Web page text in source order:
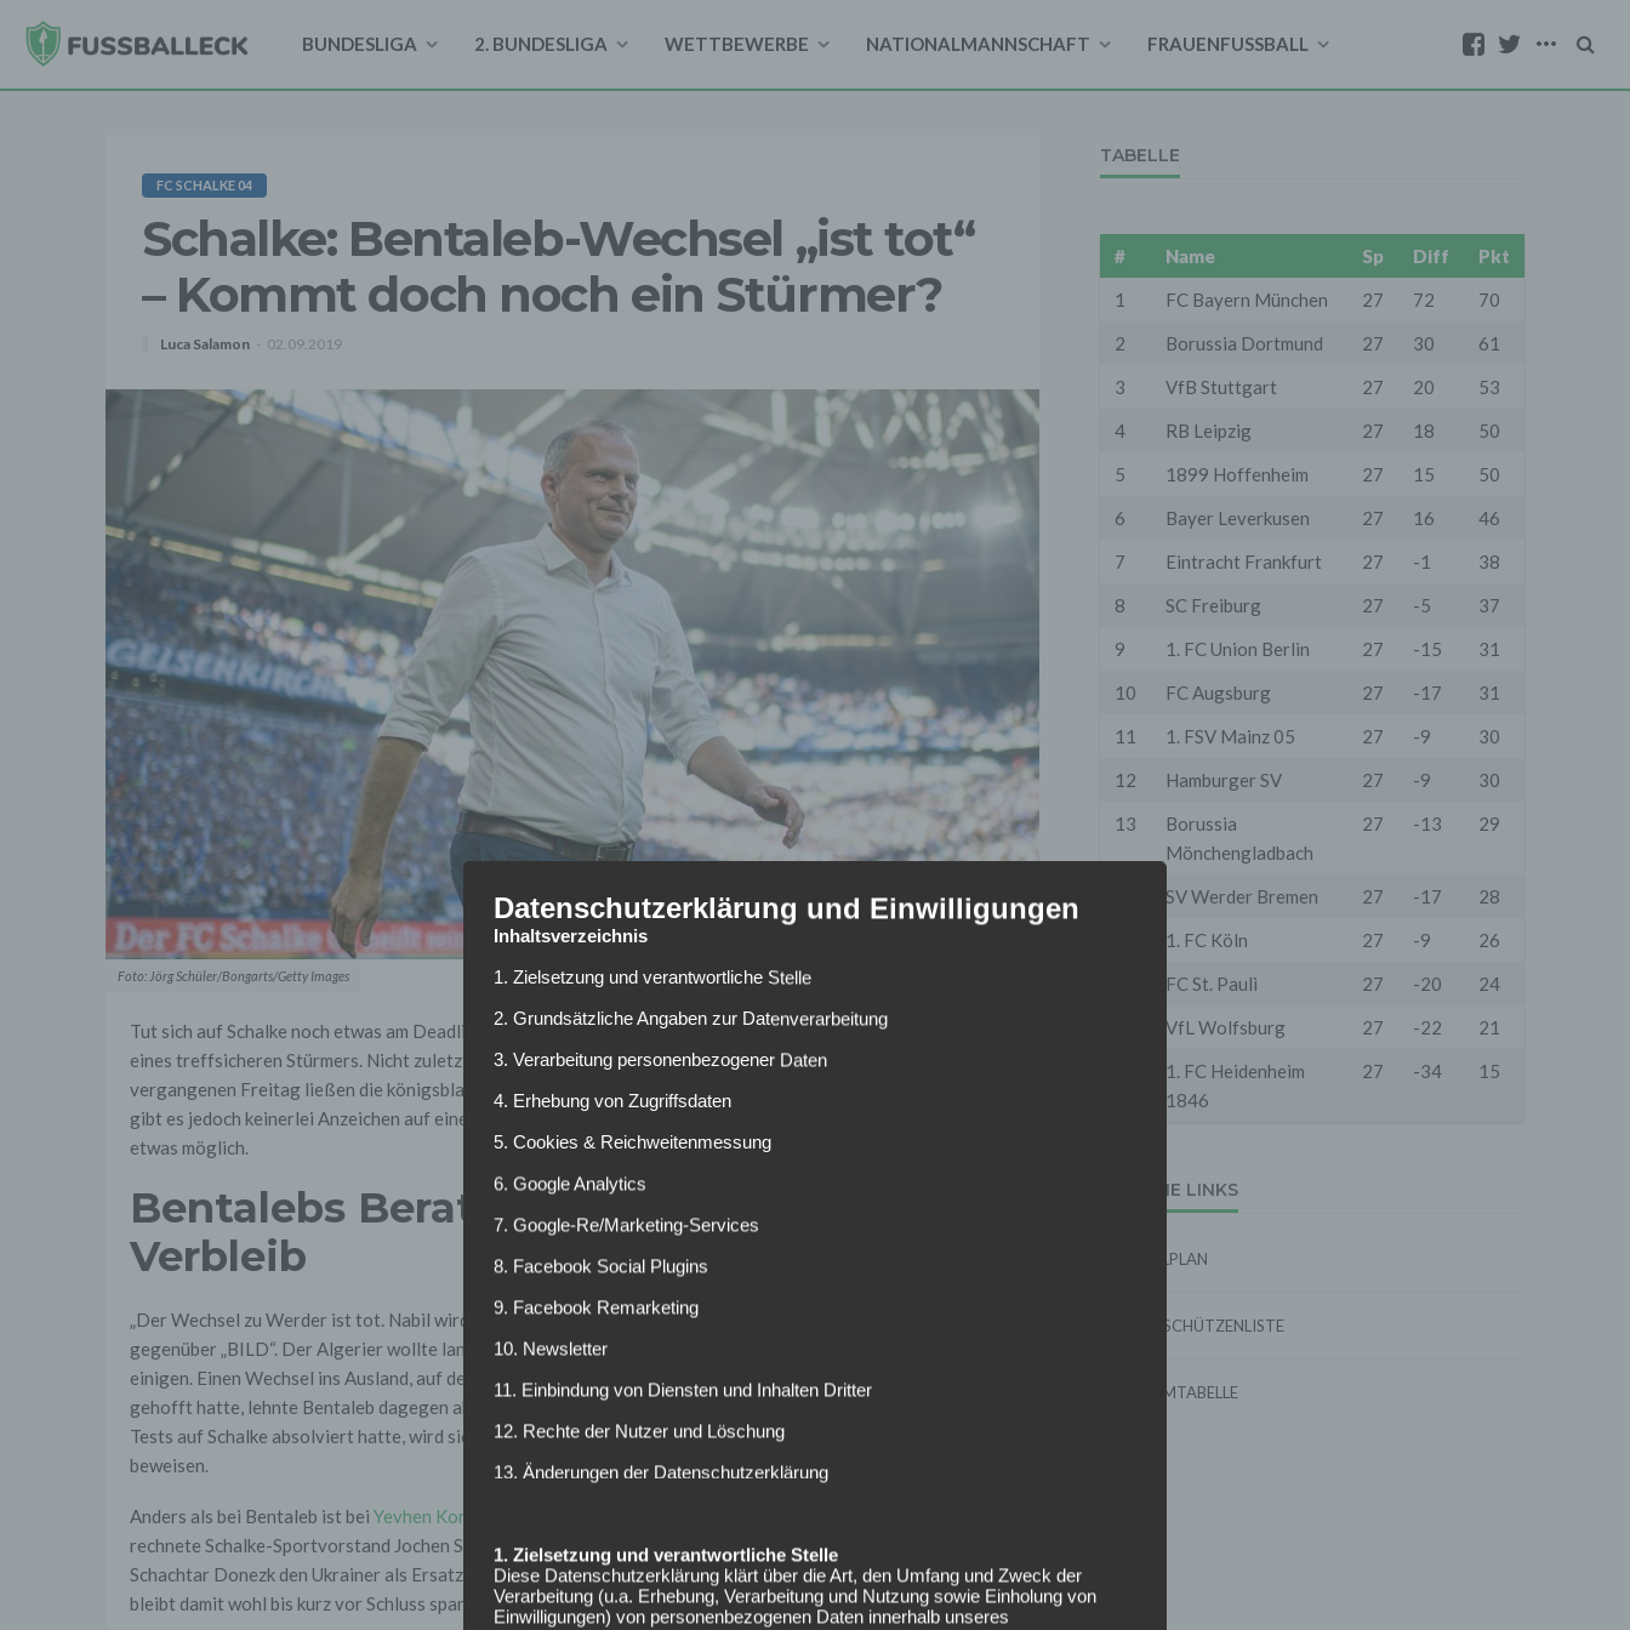
BUNDESLIGA 2. BUNDESLIGA WETTBEWERBE NATIONALMANNSCHAFT FRAUENFUSSBALL
FC SCHALKE 04
Schalke: Bentaleb-Wechsel „ist tot“
– Kommt doch noch ein Stürmer?
Luca Salamon 02.09.2019
Foto: Jörg Schüler/Bongarts/Getty Images
Tut sich auf Schalke noch etwas am Deadline Day? Lange hoffte man in Gelsenkirchen auf die Verpflichtung
eines treffsicheren Stürmers. Nicht zuletzt die Aussagen von David Wagner auf der Pressekonferenz am
vergangenen Freitag ließen die königsblauen Anhänger lange auf einen weiteren Neuzugang hoffen. Aktuell
gibt es jedoch keinerlei Anzeichen auf einen weiteren Transfer. Einzig und allein auf der Abgänge-Seite ist noch
etwas möglich.
Bentalebs Beraterteam bestätigt
Verbleib
„Der Wechsel zu Werder ist tot. Nabil wird bei Schalke bleiben“, sagen die Berater von Nabil Bentaleb
gegenüber „BILD“. Der Algerier wollte lange zu Werder Bremen, am Ende konnten sich die Vereine jedoch nicht
einigen. Einen Wechsel ins Ausland, auf den Schalke aufgrund einer möglicherweise höheren Ablösesumme
gehofft hatte, lehnte Bentaleb dagegen ab. Nachdem der 23-Jährige nach überstandener Reha zuletzt einige
Tests auf Schalke absolviert hatte, wird sich demnächst zeigen, ob Wagner ihm noch eine Chance gibt, sich zu
beweisen.
Anders als bei Bentaleb ist bei Yevhen Konoplyanka
rechnete Schalke-Sportvorstand Jochen Schneider zwar nicht mehr mit einem weiteren Abgang, jedoch soll
Schachtar Donezk den Ukrainer als Ersatz für den wechselwilligen Taison im Blick haben. Diese Personalie
bleibt damit wohl bis kurz vor Schluss spannend. Auf Schalke hätte Konoplyanka noch ein Jahr lang Vertrag.
TABELLE
# Name Sp Diff
Pkt
1
FC Bayern München 27 72
70
2
Borussia Dortmund 27 30
61
3
VfB Stuttgart 27 20
53
4
RB Leipzig 27 18
50
5
1899 Hoffenheim 27 15
50
6
Bayer Leverkusen 27 16
46
7
Eintracht Frankfurt 27 -1
38
8
SC Freiburg 27 -5
37
9
1. FC Union Berlin 27 -15
31
10
FC Augsburg 27 -17
31
11
1. FSV Mainz 05 27 -9
30
12
Hamburger SV 27 -9
30
13
Borussia
Mönchengladbach
27 -13 29
SV Werder Bremen 27 -17
28
1. FC Köln 27 -9
26
FC St. Pauli 27 -20
24
VfL Wolfsburg 27 -22
21
1. FC Heidenheim
1846
27 -34 15
EXTERNE LINKS
SPIELPLAN
TORSCHÜTZENLISTE
FORMTABELLE
Datenschutzerklärung und Einwilligungen
Inhaltsverzeichnis
1. Zielsetzung und verantwortliche Stelle
2. Grundsätzliche Angaben zur Datenverarbeitung
3. Verarbeitung personenbezogener Daten
4. Erhebung von Zugriffsdaten
5. Cookies & Reichweitenmessung
6. Google Analytics
7. Google-Re/Marketing-Services
8. Facebook Social Plugins
9. Facebook Remarketing
10. Newsletter
11. Einbindung von Diensten und Inhalten Dritter
12. Rechte der Nutzer und Löschung
13. Änderungen der Datenschutzerklärung
1. Zielsetzung und verantwortliche Stelle
Diese Datenschutzerklärung klärt über die Art, den Umfang und Zweck der
Verarbeitung (u.a. Erhebung, Verarbeitung und Nutzung sowie Einholung von
Einwilligungen) von personenbezogenen Daten innerhalb unseres